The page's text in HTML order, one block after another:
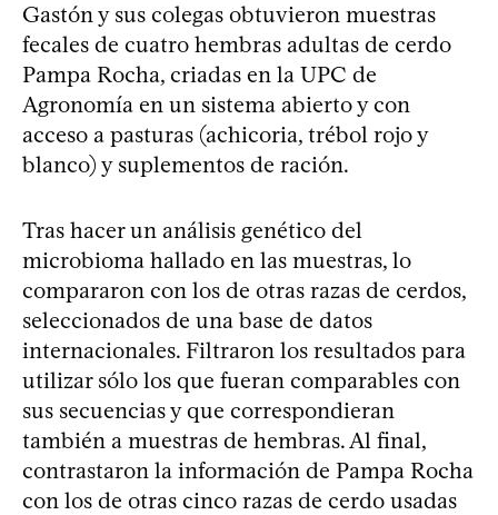
Gastón y sus colegas obtuvieron muestras
fecales de cuatro hembras adultas de cerdo
Pampa Rocha, criadas en la UPC de
Agronomía en un sistema abierto y con
acceso a pasturas (achicoria, trébol rojo y
blanco) y suplementos de ración.
Tras hacer un análisis genético del
microbioma hallado en las muestras, lo
compararon con los de otras razas de cerdos,
seleccionados de una base de datos
internacionales. Filtraron los resultados para
utilizar sólo los que fueran comparables con
sus secuencias y que correspondieran
también a muestras de hembras. Al final,
contrastaron la información de Pampa Rocha
con los de otras cinco razas de cerdo usadas